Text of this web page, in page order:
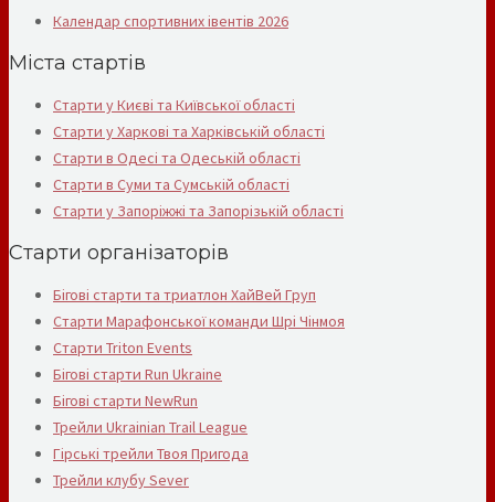
Календар спортивних івентів 2026
Міста стартів
Старти у Києві та Київської області
Старти у Харкові та Харківській області
Старти в Одесі та Одеській області
Старти в Суми та Сумській області
Старти у Запоріжжі та Запорізькій області
Старти організаторів
Бігові старти та триатлон ХайВей Груп
Старти Марафонської команди Шрі Чінмоя
Старти Triton Events
Бігові старти Run Ukraine
Бігові старти NewRun
Трейли Ukrainian Trail League
Гірські трейли Твоя Пригода
Трейли клубу Sever